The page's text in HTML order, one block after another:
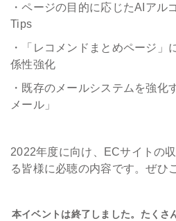
・ページの目的に応じたAIアル
Tips
・「レコメンドまとめページ」
係性強化
・既存のメールシステムを強化
メール」
2022年度に向け、ECサイトの
る皆様に必聴の内容です。ぜひ
本イベントは終了しました。たくさ